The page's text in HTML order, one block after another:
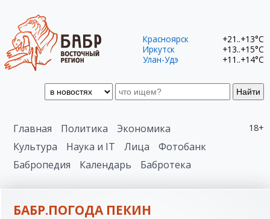
Найти
Красноярск
+21..+13°C
Иркутск
+13..+15°C
Улан-Удэ
+11..+14°C
18+
Главная Политика
Экономика
Культура
Наука и IT Лица
Фотобанк
Бабропедия
Календарь Бабротека
БАБР.ПОГОДА ПЕКИН